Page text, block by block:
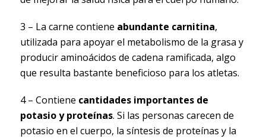
3 – La carne contiene abundante carnitina,
utilizada para apoyar el metabolismo de la grasa y
producir aminoácidos de cadena ramificada, algo
que resulta bastante beneficioso para los atletas.
4 – Contiene cantidades importantes de
potasio y proteínas. Si las personas carecen de
potasio en el cuerpo, la síntesis de proteínas y la